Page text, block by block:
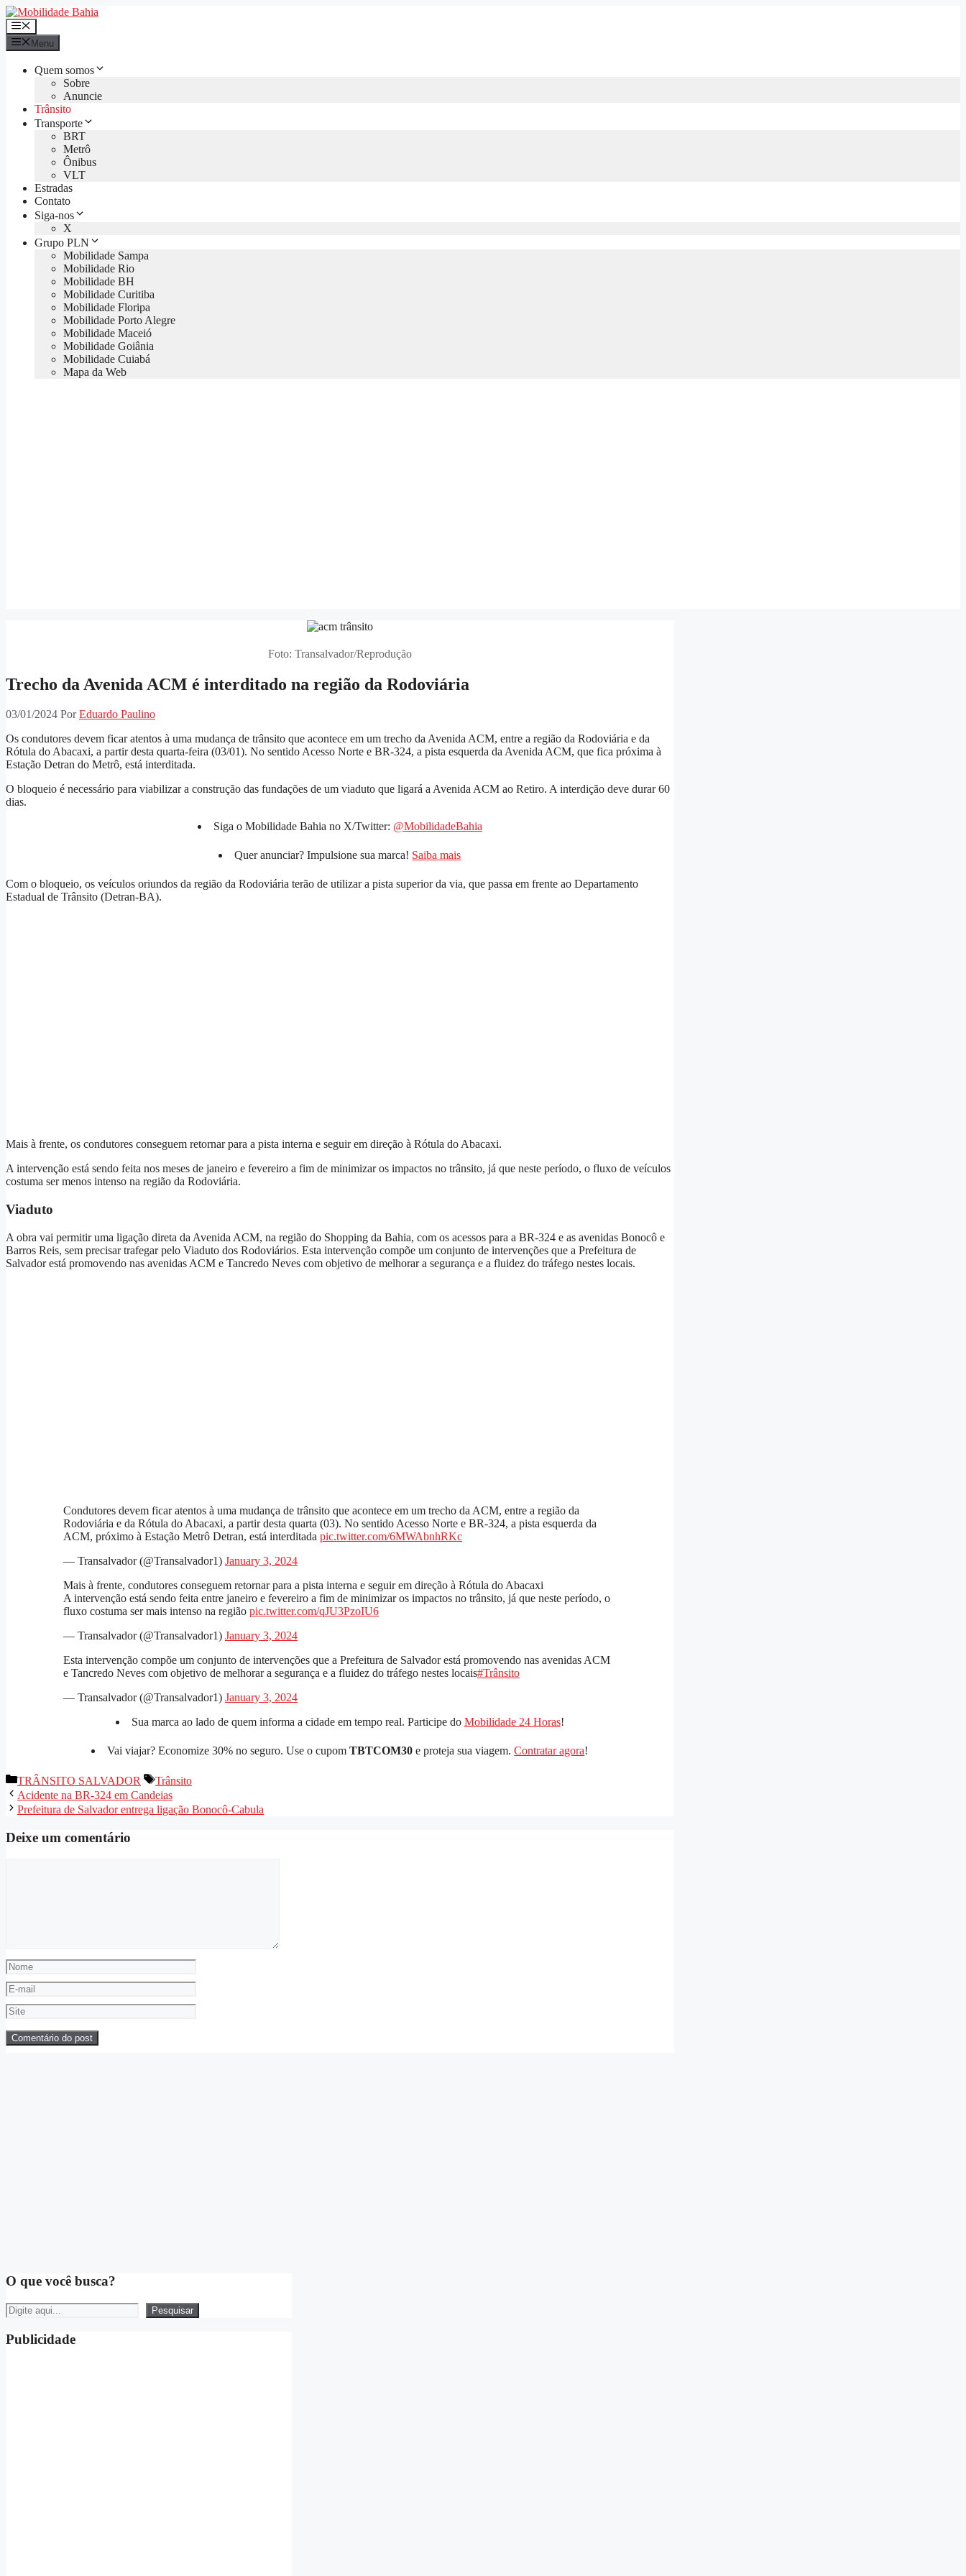
Pular
para
o
conteúdo
Menu
Menu
Quem somos
Sobre
Anuncie
Trânsito
Transporte
BRT
Metrô
Ônibus
VLT
Estradas
Contato
Siga-nos
X
Grupo PLN
Mobilidade Sampa
Mobilidade Rio
Mobilidade BH
Mobilidade Curitiba
Mobilidade Floripa
Mobilidade Porto Alegre
Mobilidade Maceió
Mobilidade Goiânia
Mobilidade Cuiabá
Mapa da Web
Foto: Transalvador/Reprodução
Trecho da Avenida ACM é interditado na região da Rodoviária
03/01/2024 PorEduardo Paulino
Os condutores devem ficar atentos à uma mudança de trânsito que acontece em um trecho da Avenida ACM, entre a região da Rodoviária e da
Rótula do Abacaxi, a partir desta quarta-feira (03/01). No sentido Acesso Norte e BR-324, a pista esquerda da Avenida ACM, que fica próxima à
Estação Detran do Metrô, está interditada.
O bloqueio é necessário para viabilizar a construção das fundações de um viaduto que ligará a Avenida ACM ao Retiro. A interdição deve durar 60
dias.
Siga o Mobilidade Bahia no X/Twitter: @MobilidadeBahia
Quer anunciar? Impulsione sua marca! Saiba mais
Com o bloqueio, os veículos oriundos da região da Rodoviária terão de utilizar a pista superior da via, que passa em frente ao Departamento
Estadual de Trânsito (Detran-BA).
Mais à frente, os condutores conseguem retornar para a pista interna e seguir em direção à Rótula do Abacaxi.
A intervenção está sendo feita nos meses de janeiro e fevereiro a fim de minimizar os impactos no trânsito, já que neste período, o fluxo de veículos
costuma ser menos intenso na região da Rodoviária.
Viaduto
A obra vai permitir uma ligação direta da Avenida ACM, na região do Shopping da Bahia, com os acessos para a BR-324 e as avenidas Bonocô e
Barros Reis, sem precisar trafegar pelo Viaduto dos Rodoviários. Esta intervenção compõe um conjunto de intervenções que a Prefeitura de
Salvador está promovendo nas avenidas ACM e Tancredo Neves com objetivo de melhorar a segurança e a fluidez do tráfego nestes locais.
Condutores devem ficar atentos à uma mudança de trânsito que acontece em um trecho da ACM, entre a região da
Rodoviária e da Rótula do Abacaxi, a partir desta quarta (03). No sentido Acesso Norte e BR-324, a pista esquerda da
ACM, próximo à Estação Metrô Detran, está interditada pic.twitter.com/6MWAbnhRKc
— Transalvador (@Transalvador1) January 3, 2024
Mais à frente, condutores conseguem retornar para a pista interna e seguir em direção à Rótula do Abacaxi
A intervenção está sendo feita entre janeiro e fevereiro a fim de minimizar os impactos no trânsito, já que neste período, o
fluxo costuma ser mais intenso na região pic.twitter.com/qJU3PzoIU6
— Transalvador (@Transalvador1) January 3, 2024
Esta intervenção compõe um conjunto de intervenções que a Prefeitura de Salvador está promovendo nas avenidas ACM
e Tancredo Neves com objetivo de melhorar a segurança e a fluidez do tráfego nestes locais#Trânsito
— Transalvador (@Transalvador1) January 3, 2024
Sua marca ao lado de quem informa a cidade em tempo real. Participe do Mobilidade 24 Horas!
Vai viajar? Economize 30% no seguro. Use o cupomTBTCOM30 e proteja sua viagem.Contratar agora!
Categorias
TRÂNSITO SALVADOR Tags
Trânsito
Acidente na BR-324 em Candeias
Prefeitura de Salvador entrega ligação Bonocô-Cabula
Deixe um comentário
Nome
E-
mail
Site
O que você busca?
Pesquisar Pesquisar
Publicidade